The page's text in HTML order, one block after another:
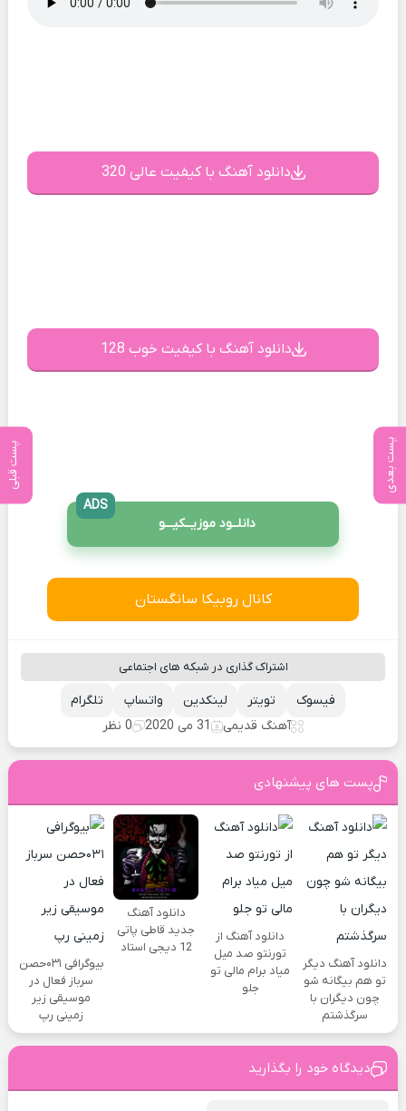
پست بعدی پست قبلی
دانلود آهنگ با کیفیت عالی 320
دانلود آهنگ با کیفیت خوب 128
دانلــود موزیــکیـــو
ADS
کانال روبیکا سانگستان
اشتراک گذاری در شبکه های اجتماعی
تلگرام واتساپ لینکدین تویتر
فیسوک
آهنگ قدیمی
31 می 2020 0 نظر
پست های پیشنهادی
دانلود آهنگ دیگر
تو هم بیگانه شو
چون دیگران با
سرگذشتم
دانلود آهنگ از
تورنتو صد میل
میاد برام مالی تو
جلو
دانلود آهنگ
جدید قاطی پاتی
12 دیجی استاد
بیوگرافی ۰۳۱حصن
سرباز فعال در
موسیقی زیر
زمینی رپ
دیدگاه خود را بگذارید